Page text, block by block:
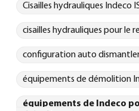
Cisailles hydrauliques Indeco
cisailles hydrauliques pour le
configuration auto
équipements de démolition
équipements de Indeco